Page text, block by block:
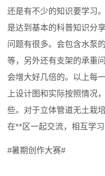
还是有不少的知识要学习
是达到基本的科普知识分
问题有很多。会包含水泵
等，另外还有支架的承重
会增大好几倍的。以上每
上设计图和实际按照情况
些。对于立体管道无土栽
在**区一起交流，相互学习
#暑期创作大赛#